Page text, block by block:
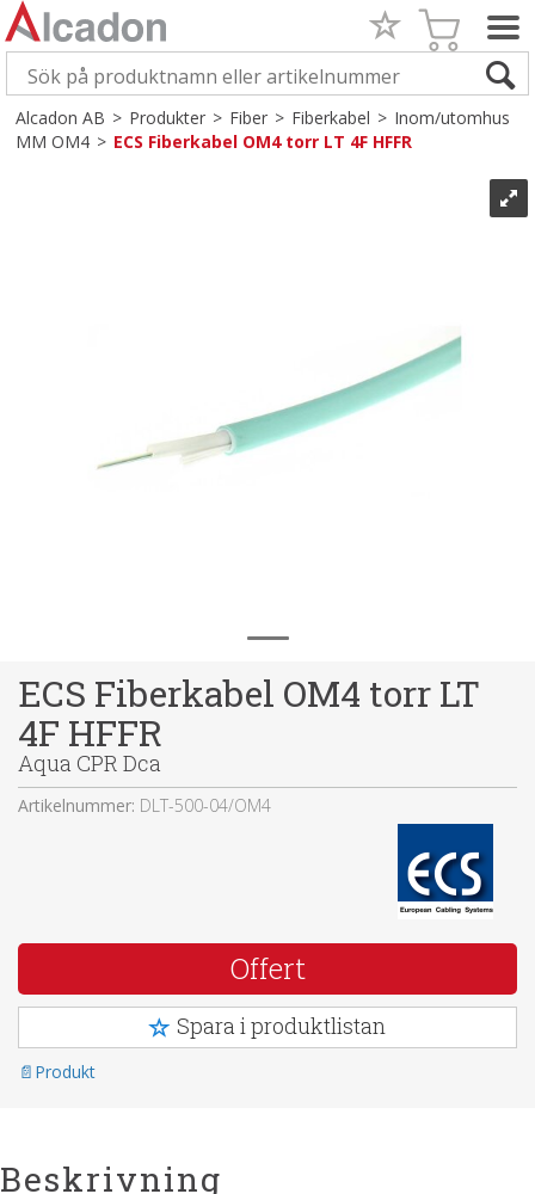
Alcadon AB>Produkter>Fiber>Fiberkabel>Inom/utomhus
MM OM4>ECS Fiberkabel OM4 torr LT 4F HFFR
ECS Fiberkabel OM4 torr LT
4F HFFR
Aqua CPR Dca
Artikelnummer: DLT-500-04/OM4
Offert
Spara i produktlistan
Produkt
Beskrivning